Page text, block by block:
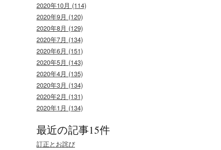
2020年10月 (114)
2020年9月 (120)
2020年8月 (129)
2020年7月 (134)
2020年6月 (151)
2020年5月 (143)
2020年4月 (135)
2020年3月 (134)
2020年2月 (131)
2020年1月 (134)
最近の記事15件
訂正とお詫び